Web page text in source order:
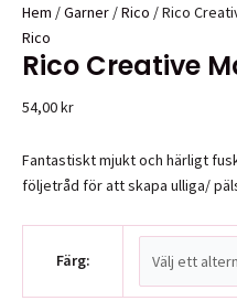
Hem /Garner /Rico / Rico
Rico
Rico Creative
54,00kr
Fantastiskt mjukt och härligt
följetråd för att skapa ulliga/
Färg: